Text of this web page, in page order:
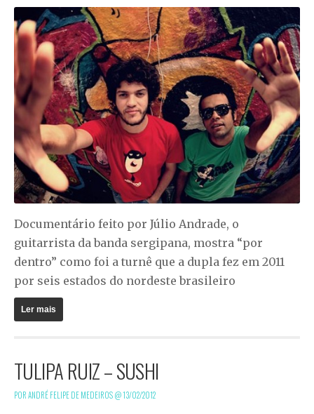
Documentário feito por Júlio Andrade, o
guitarrista da banda sergipana, mostra “por
dentro” como foi a turnê que a dupla fez em 2011
por seis estados do nordeste brasileiro
Ler mais
TULIPA RUIZ – SUSHI
POR ANDRÉ FELIPE DE MEDEIROS @13/02/2012